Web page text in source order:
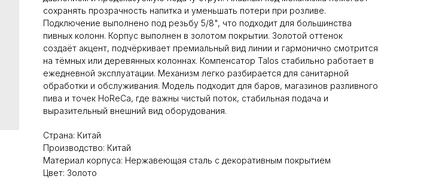
сохранять прозрачность напитка и уменьшать потери при розливе.
Подключение выполнено под резьбу 5/8", что подходит для большинства
пивных колонн. Корпус выполнен в золотом покрытии. Золотой оттенок
создаёт акцент, подчёркивает премиальный вид линии и гармонично смотрится
на тёмных или деревянных колоннах. Компенсатор Talos стабильно работает в
ежедневной эксплуатации. Механизм легко разбирается для санитарной
обработки и обслуживания. Модель подходит для баров, магазинов разливного
пива и точек HoReCa, где важны чистый поток, стабильная подача и
выразительный внешний вид оборудования.
Страна: Китай
Производство: Китай
Материал корпуса: Нержавеющая сталь с декоративным покрытием
Цвет: Золото